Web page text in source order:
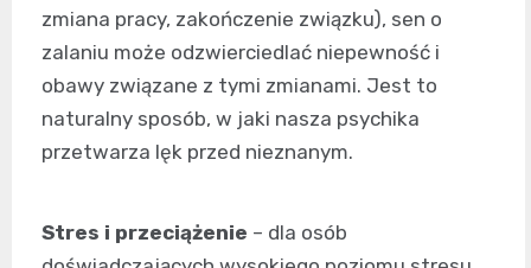
zmiana pracy, zakończenie związku), sen o
zalaniu może odzwierciedlać niepewność i
obawy związane z tymi zmianami. Jest to
naturalny sposób, w jaki nasza psychika
przetwarza lęk przed nieznanym.
Stres i przeciążenie – dla osób